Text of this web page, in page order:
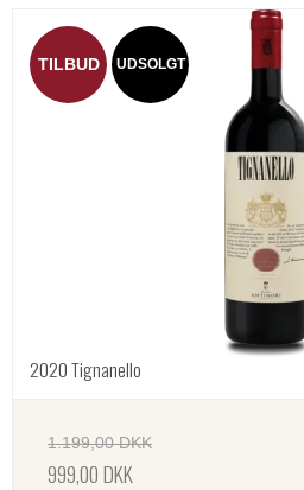
TILBUD UDSOLGT
2020 Tignanello
1.199,00 DKK
999,00 DKK